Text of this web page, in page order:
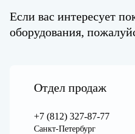
Если вас интересует
оборудования,
Отдел продаж
+7 (812) 327-87-77
Санкт-Петербург